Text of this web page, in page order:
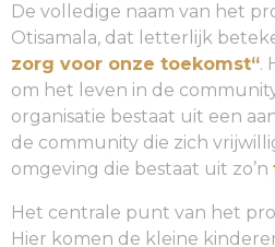
De volledige naam van het
Otisamala, dat letterlijk
zorg voor onze toekomst“.
om het leven in de
organisatie bestaat uit een
de community die zich
omgeving die bestaat uit zo’n
Het centrale punt van het
Hier komen de kleine